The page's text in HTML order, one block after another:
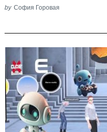
by София Горовая